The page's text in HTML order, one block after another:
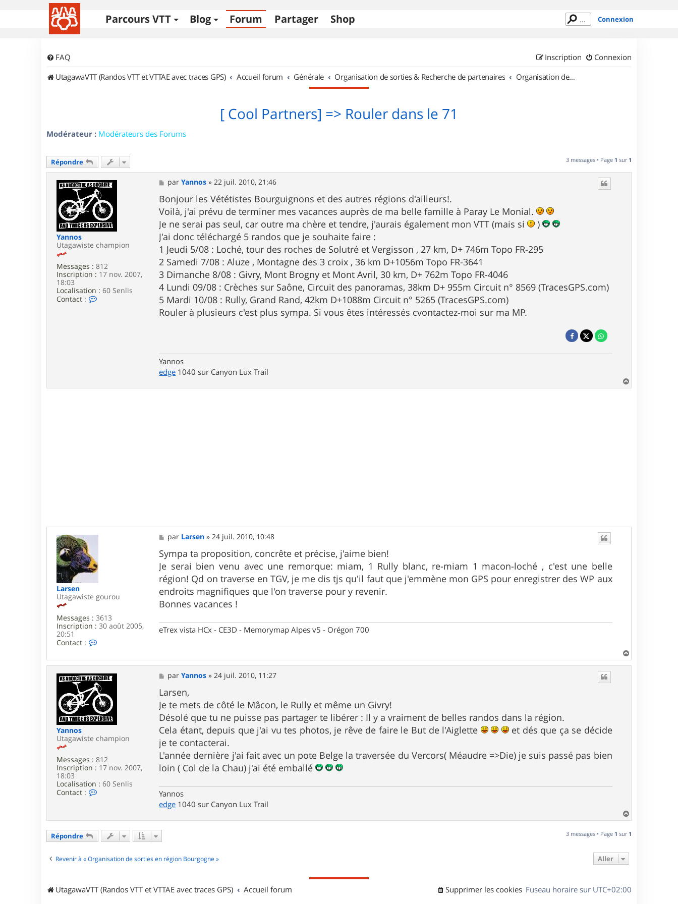
Parcours VTT Blog Forum Partager Shop Connexion
FAQ Connexion
Inscription
UtagawaVTT (Randos VTT et VTTAE avec traces GPS)
Accueil forum Générale Organisation de sorties & Recherche de partenaires Organisation de sorties en région Bourgogne
[ Cool Partners] => Rouler dans le 71
Modérateur : Modérateurs des Forums
Répondre 3 messages • Page 1 sur 1
Yannos
Utagawiste champion
Messages : 812
Inscription : 17 nov. 2007,
18:03
Localisation : 60 Senlis
Contact :
n
M
e
s
s
a
g
e
parYannos »22 juil. 2010, 21:46
Bonjour les Vététistes Bourguignons et des autres régions d'ailleurs!.
Voilà, j'ai prévu de terminer mes vacances auprès de ma belle famille à Paray Le Monial.
Je ne serai pas seul, car outre ma chère et tendre, j'aurais également mon VTT (mais si
)
J'ai donc téléchargé 5 randos que je souhaite faire :
1 Jeudi 5/08 : Loché, tour des roches de Solutré et Vergisson , 27 km, D+ 746m Topo FR-295
2 Samedi 7/08 : Aluze , Montagne des 3 croix , 36 km D+1056m Topo FR-3641
3 Dimanche 8/08 : Givry, Mont Brogny et Mont Avril, 30 km, D+ 762m Topo FR-4046
4 Lundi 09/08 : Crèches sur Saône, Circuit des panoramas, 38km D+ 955m Circuit n° 8569 (TracesGPS.com)
5 Mardi 10/08 : Rully, Grand Rand, 42km D+1088m Circuit n° 5265 (TracesGPS.com)
Rouler à plusieurs c'est plus sympa. Si vous êtes intéressés cvontactez-moi sur ma MP.
Yannos
edge 1040 sur Canyon Lux Trail
a
Larsen
Utagawiste gourou
Messages : 3613
Inscription : 30 août 2005,
20:51
Contact :
t
a
c
t
e
r
L
a
s
M
e
s
s
a
g
e
par Larsen » 24 juil. 2010, 10:48
Sympa ta proposition, concrête et précise, j'aime bien!
Je serai bien venu avec une remorque: miam, 1 Rully blanc, re-miam 1 macon-loché , c'est une belle
région! Qd on traverse en TGV, je me dis tjs qu'il faut que j'emmène mon GPS pour enregistrer des WP aux
endroits magnifiques que l'on traverse pour y revenir.
Bonnes vacances !
eTrex vista HCx - CE3D - Memorymap Alpes v5 - Orégon 700
a
Yannos
Utagawiste champion
Messages : 812
Inscription : 17 nov. 2007,
18:03
Localisation : 60 Senlis
Contact :
a
c
r
Y
n
o
M
e
s
s
a
g
e
parYannos » 24 juil. 2010, 11:27
Larsen,
Je te mets de côté le Mâcon, le Rully et même un Givry!
Désolé que tu ne puisse pas partager te libérer : Il y a vraiment de belles randos dans la région.
Cela étant, depuis que j'ai vu tes photos, je rêve de faire le But de l'Aiglette
et dés que ça se décide
je te contacterai.
L'année dernière j'ai fait avec un pote Belge la traversée du Vercors( Méaudre =>Die) je suis passé pas bien
loin ( Col de la Chau) j'ai été emballé
Yannos
edge 1040 sur Canyon Lux Trail
a
t
Répondre 3 messages • Page 1 sur 1
Revenir à « Organisation de sorties en région Bourgogne » Aller
UtagawaVTT (Randos VTT et VTTAE avec traces GPS) Accueil forum Fuseau horaire sur UTC+02:00
Supprimer les cookies